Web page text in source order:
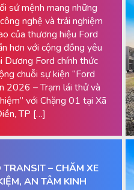
sứ mệnh mang những
nghệ và trải nghiệm
của thương hiệu Ford
hơn với cộng đồng yêu
Dương Ford chính thức
chuỗi sự kiện “Ford
2026 – Trạm lái thử và
với Chặng 01 tại Xã
TP […]
TRANSIT – CHĂM XE
AN TÂM KINH